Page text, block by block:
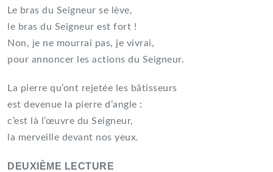
Le bras du Seigneur se lève,
le bras du Seigneur est fort !
Non, je ne mourrai pas, je vivrai,
pour annoncer les actions du Seigneur.
La pierre qu’ont rejetée les bâtisseurs
est devenue la pierre d’angle :
c’est là l’œuvre du Seigneur,
la merveille devant nos yeux.
DEUXIÈME LECTURE